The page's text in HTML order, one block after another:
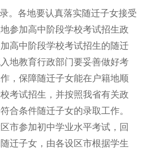
。 各地要认真落实随迁子女接受
参加高中阶段学校考试招生政
高中阶段学校考试招生的随迁
地教育行政部门要妥善做好考
，保障随迁子女能在户籍地顺
考试招生，并按照我省有关政
合条件随迁子女的录取工作。
市参加初中学业水平考试 ，回
迁子女，由各设区市根据学生